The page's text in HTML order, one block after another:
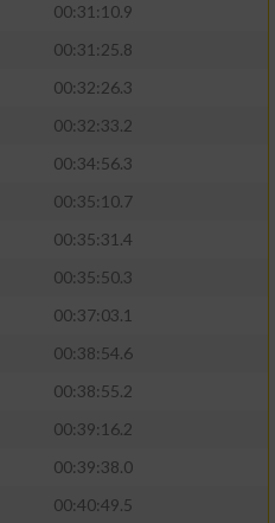
00:31:10.9
00:31:25.8
00:32:26.3
00:32:33.2
00:34:56.3
00:35:10.7
00:35:31.4
00:35:50.3
00:37:03.1
00:38:54.6
00:38:55.2
00:39:16.2
00:39:38.0
00:40:49.5